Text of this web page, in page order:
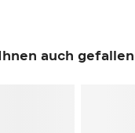
auch gefallen